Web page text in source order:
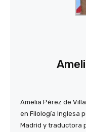
Amelia Pérez de
en Filología Inglesa
Madrid y traductora